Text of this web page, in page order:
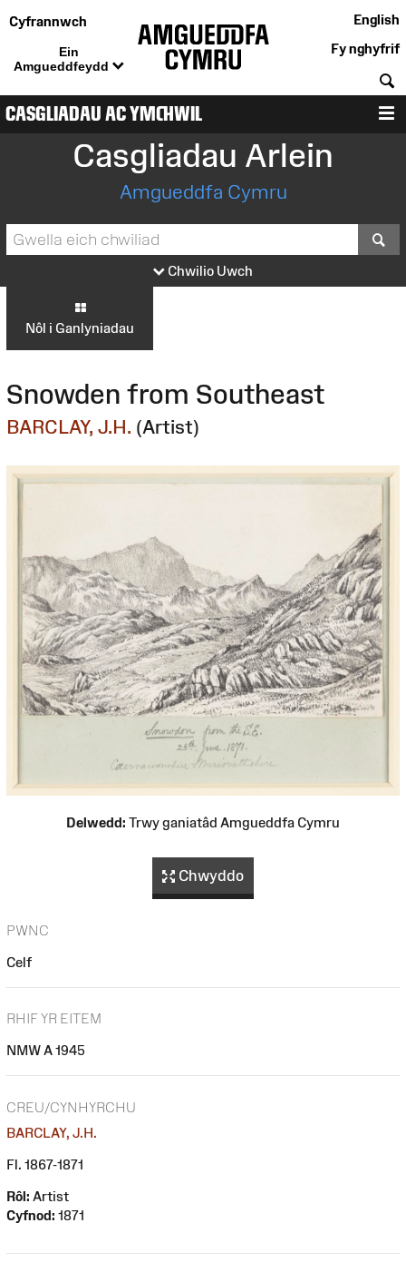
Cyfrannwch
Ein
Amgueddfeydd
English
Fy nghyfrif
CASGLIADAU AC YMCHWIL
Casgliadau Arlein
Amgueddfa Cymru
Chwilio Uwch
Nôl i Ganlyniadau
Snowden from Southeast
BARCLAY, J.H. (Artist)
Delwedd: Trwy ganiatâd Amgueddfa Cymru
Chwyddo
PWNC
Celf
RHIF YR EITEM
NMW A 1945
CREU/CYNHYRCHU
BARCLAY, J.H.
Fl. 1867-1871
Rôl: Artist
Cyfnod: 1871